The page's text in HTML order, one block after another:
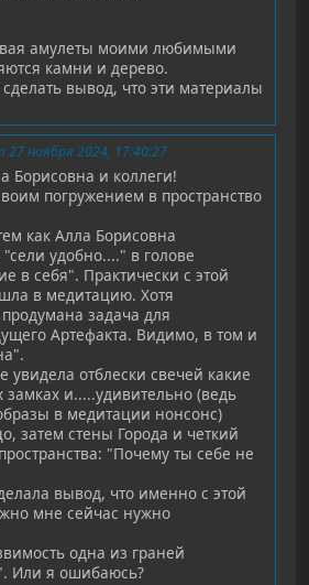
амулеты моими любимыми
камни и дерево.
вывод, что эти материалы
ноября 2024, 17:40:27
Борисовна и коллеги!
погружением в пространство
как Алла Борисовна
удобно...." в голове
в себя". Практически с этой
в медитацию. Хотя
задача для
Артефакта. Видимо, в том и
увидела отблески свечей какие
и.....удивительно (ведь
в медитации нонсонс)
затем стены Города и четкий
"Почему ты себе не
вывод, что именно с этой
мне сейчас нужно
одна из граней
Или я ошибаюсь?